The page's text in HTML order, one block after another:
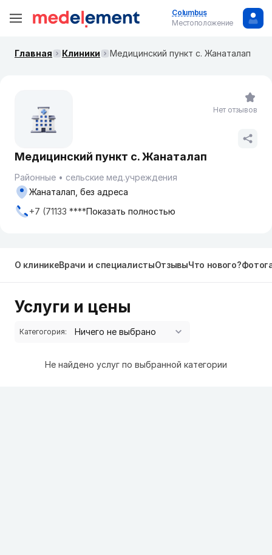
Columbus
Местоположение
Главная Клиники Медицинский пункт с. Жанаталап
Медицинский пункт с. Жанаталап
Районные
сельские мед.учреждения
Жанаталап, без адреса
+7 (71133 ****Показать полностью
Нет отзывов
О клиникеВрачи и специалистыОтзывыЧто нового?
Услуги и цены
Категогория:
Не найдено услуг по выбранной категории